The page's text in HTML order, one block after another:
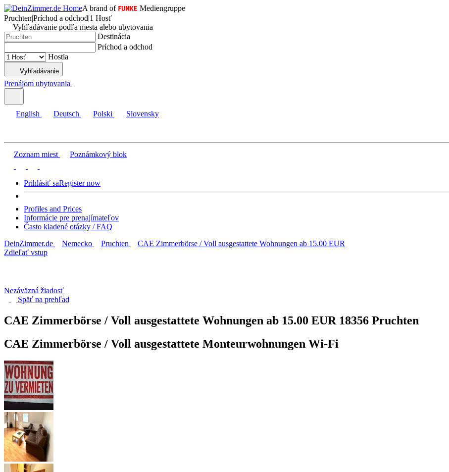
A brand of
Mediengruppe
Pruchten|Príchod a odchod|1 Hosť
Vyhľadávanie podľa mesta alebo ubytovania
Destinácia
Príchod a odchod
Hostia
Vyhľadávanie
Prenájom ubytovania
English Deutsch Polski Slovensky
Zoznam miest Poznámkový blok
Prihlásiť saRegister now
Profiles and Prices
Informácie pre prenajímateľov
Často kladené otázky / FAQ
DeinZimmer.de
Nemecko Pruchten
CAE Zimmerbörse / Voll ausgestattete Wohnungen ab 15.00 EUR
Zdieľať vstup
Nezáväzná žiadosť
Späť na prehľad
CAE Zimmerbörse / Voll ausgestattete Wohnungen ab 15.00 EUR 18356 Pruchten
CAE Zimmerbörse / Voll ausgestattete Monteurwohnungen Wi-Fi